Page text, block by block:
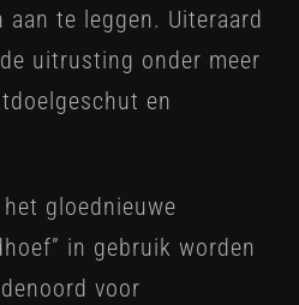
aan te leggen. Uiteraard
uitrusting onder meer
en
gloednieuwe
in gebruik worden
voor